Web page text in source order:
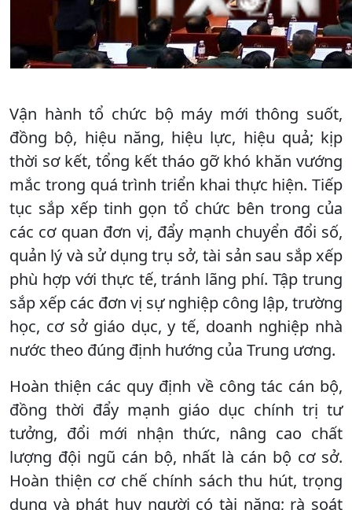
Vận hành tổ chức bộ máy mới thông suốt,
đồng bộ, hiệu năng, hiệu lực, hiệu quả; kịp
thời sơ kết, tổng kết tháo gỡ khó khăn vướng
mắc trong quá trình triển khai thực hiện. Tiếp
tục sắp xếp tinh gọn tổ chức bên trong của
các cơ quan đơn vị, đẩy mạnh chuyển đổi số,
quản lý và sử dụng trụ sở, tài sản sau sắp xếp
phù hợp với thực tế, tránh lãng phí. Tập trung
sắp xếp các đơn vị sự nghiệp công lập, trường
học, cơ sở giáo dục, y tế, doanh nghiệp nhà
nước theo đúng định hướng của Trung ương.
Hoàn thiện các quy định về công tác cán bộ,
đồng thời đẩy mạnh giáo dục chính trị tư
tưởng, đổi mới nhận thức, nâng cao chất
lượng đội ngũ cán bộ, nhất là cán bộ cơ sở.
Hoàn thiện cơ chế chính sách thu hút, trọng
dụng và phát huy người có tài năng; rà soát